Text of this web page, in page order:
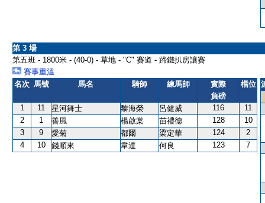
第 3 場
第五班 - 1800米 - (40-0) - 草地 - "C" 賽道 - 蹄鐵扒房讓賽
賽事重溫
名次 馬號 馬名 騎師 練馬師
實際
負磅
檔位
1 11 星河舞士 黎海榮 呂健威 116
11
2
1 善風 楊啟棠 苗禮德 128
10
3
9 愛菊 都爾 梁定華 124
2
4
10 錢順來 韋達 何良 123 7